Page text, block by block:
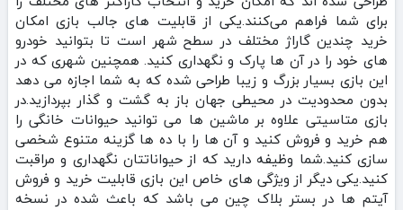
برای شما فراهم می‌کنند.یکی از قابلیت‌ های جالب بازی امکان
خرید چندین گاراژ مختلف در سطح شهر است تا بتوانید خودرو
های خود را در آن‌ ها پارک و نگهداری کنید. همچنین شهری که در
این بازی بسیار بزرگ و زیبا طراحی شده که به شما اجازه می‌ دهد
بدون محدودیت در محیطی جهان‌ باز به گشت‌ و گذار بپردازید.در
بازی متاسیتی علاوه بر ماشین‌ ها می‌ توانید حیوانات خانگی را
هم خرید و فروش کنید و آن‌ ها را با ده‌ ها گزینه متنوع شخصی‌
سازی کنید.شما وظیفه دارید که از حیواناتتان نگهداری و مراقبت
کنید.یکی دیگر از ویژگی‌ های خاص این بازی قابلیت خرید و فروش
آیتم‌ ها در بستر بلاک‌ چین می باشد که باعث شده در نسخه